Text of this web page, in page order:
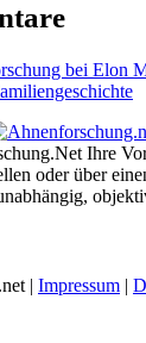
bei Elon
Ihre
oder über
| Impressum |